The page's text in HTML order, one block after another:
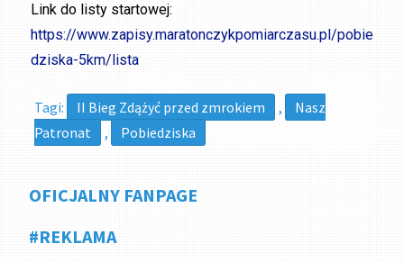
Link do listy startowej:
https://www.zapisy.maratonczykpomiarczasu.pl/pobie
dziska-5km/lista
Tagi: II Bieg Zdążyć przed zmrokiem ,
Nasz
Patronat
, Pobiedziska
OFICJALNY FANPAGE
#REKLAMA